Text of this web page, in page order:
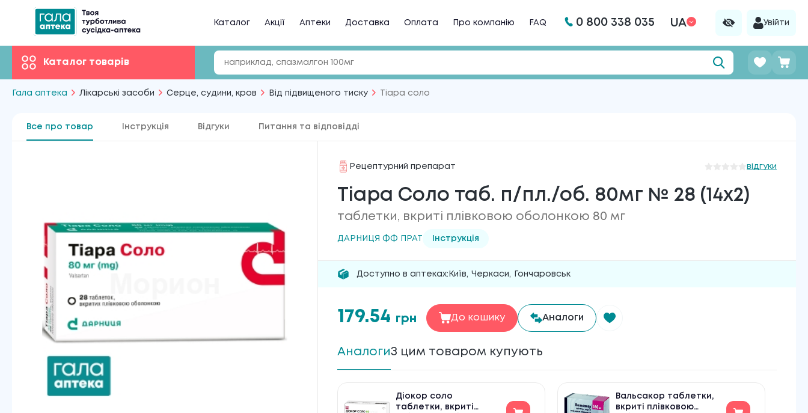
Каталог Акції Аптеки Доставка Оплата Про компанію FAQ 0 800 338 035 UA Увійти
Каталог товарів
Гала аптека Лікарські засоби Серце, судини, кров Від підвищеного тиску Тіара соло
Все про товар Інструкція Відгуки Питання та відповідді
Рецептурний препарат відгуки
Тіара Соло таб. п/пл./об. 80мг № 28 (14х2)
таблетки, вкриті плівковою оболонкою 80 мг
ДАРНИЦЯ ФФ ПРАТ Інструкція
Доступно в аптеках: Київ, Черкаси, Гончаровськ
179.54 грн До кошику Аналоги
АналогиЗ цим товаром купують
Діокор соло
таблетки, вкриті
Вальсакор таблетки,
вкриті плівковою